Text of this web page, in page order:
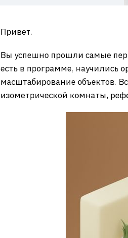
Привет.
Вы успешно прошли самые
есть в программе, научились
масштабирование объектов.
изометрической комнаты,